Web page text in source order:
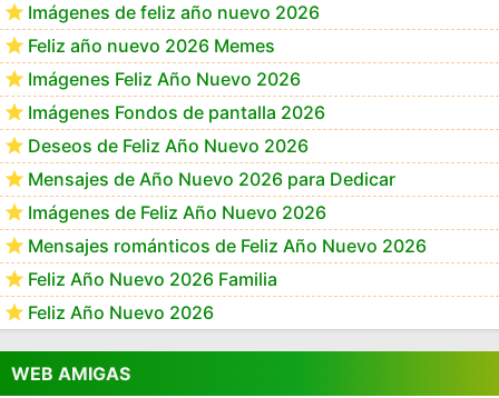
Imágenes de feliz año nuevo 2026
Feliz año nuevo 2026 Memes
Imágenes Feliz Año Nuevo 2026
Imágenes Fondos de pantalla 2026
Deseos de Feliz Año Nuevo 2026
Mensajes de Año Nuevo 2026 para Dedicar
Imágenes de Feliz Año Nuevo 2026
Mensajes románticos de Feliz Año Nuevo 2026
Feliz Año Nuevo 2026 Familia
Feliz Año Nuevo 2026
WEB AMIGAS